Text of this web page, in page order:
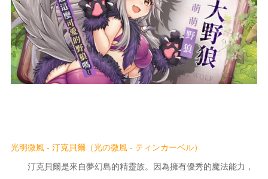
光明微風 - 汀克貝爾（光の微風 - ティンカーベル）
汀克貝爾是來自夢幻島的精靈族。因為擁有優秀的魔法能力，